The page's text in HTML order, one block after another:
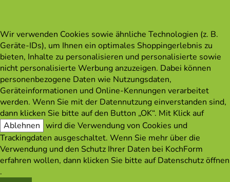
Wir verwenden Cookies sowie ähnliche Technologien (z. B.
Geräte-IDs), um Ihnen ein optimales Shoppingerlebnis zu
bieten, Inhalte zu personalisieren und personalisierte sowie
nicht personalisierte Werbung anzuzeigen. Dabei können
personenbezogene Daten wie Nutzungsdaten,
Geräteinformationen und Online-Kennungen verarbeitet
werden. Wenn Sie mit der Datennutzung einverstanden sind,
dann klicken Sie bitte auf den Button „OK“. Mit Klick auf
Ablehnen wird die Verwendung von Cookies und
Trackingdaten ausgeschaltet. Wenn Sie mehr über die
Verwendung und den Schutz Ihrer Daten bei KochForm
erfahren wollen, dann klicken Sie bitte aufDatenschutz öffnen
.